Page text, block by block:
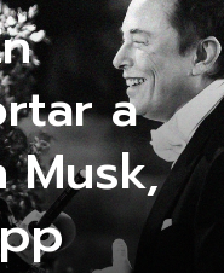
a
Musk,